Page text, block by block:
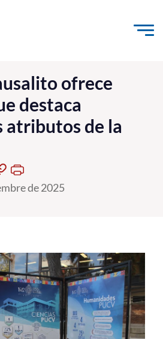
al contenido
e Innovación
ofrece
destaca
atributos de la
de 2025